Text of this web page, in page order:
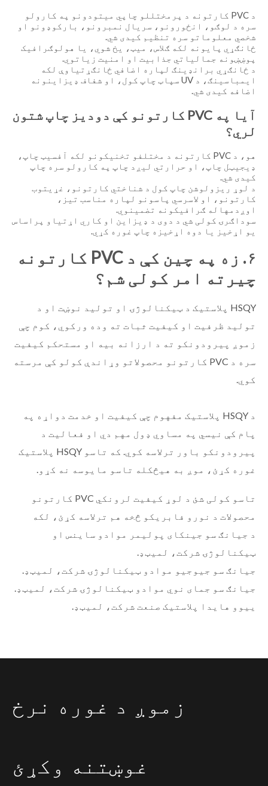
د PVC کارتونه د پرمختللو چاپي میتودونو په کارولو
سره د لوګو، انځورونو، سریال نمبرونو، بارکوډونو او
شخصي معلوماتو سره تنظیم کیدی شي.
ځانګړي پایونه لکه ګلاس، میټ، یخ شوي، یا هولوګرافیک
پوښښونه جمالیاتي جذابیت او امنیت زیاتوي.
د ځانګړي برانډینګ لپاره اضافي ځانګړتیاوې لکه
ایمباسینګ، د UV سپاټ چاپ کول، او شفاف ډیزاینونه
اضافه کیدی شي.
آیا په PVC کارتونو کې دودیز چاپ شتون
لري؟
هو، د PVC کارتونه د مختلفو تخنیکونو لکه آفسیټ چاپ،
ډیجیټل چاپ، او حرارتي لیږد چاپ په کارولو سره چاپ
کیدی شي.
د لوړ ریزولوشن چاپ کول د شناختي کارتونو، غړیتوب
کارتونو، او لاسرسي پاسونو لپاره مناسب تیز،
اوږدمهاله ګرافیکونه تضمینوي.
سوداګرۍ کولی شي د دوی د ډیزاین او کاري اړتیاو پراساس
یو اړخیز یا دوه اړخیزه چاپ غوره کړي.
۶. زه په چین کې د PVC کارتونه
چیرته امر کولی شم؟
HSQY پلاستیک د ټیکنالوژۍ او تولید نوښت او د
تولید ظرفیت او کیفیت ثبات ته وده ورکوي، کوم چې
زموږ پیرودونکو ته د ارزانه بیه او مستحکم کیفیت
سره د PVC کارتونو محصولاتو وړاندې کولو کې مرسته
کوي.
د HSQY پلاستیک مفهوم چې کیفیت او خدمت دواړه په
پام کې نیسي په مساوي ډول مهم دي او فعالیت د
پیرودونکو باور ترلاسه کوي. که تاسو HSQY پلاستیک
غوره کړئ، موږ به هیڅکله تاسو مایوسه نه کړو.
تاسو کولی شئ د لوړ کیفیت لرونکي PVC کارتونو
محصولات د نورو فابریکو څخه هم ترلاسه کړئ، لکه
د جیانګ سو جینکای پولیمر موادو ساینس او ​​
ټیکنالوژۍ شرکت، لمیټډ.
جیانګ سو جیوجیو موادو ټیکنالوژۍ شرکت، لمیټډ.
جیانګ سو جمای نوي موادو ټیکنالوژۍ شرکت، لمیټډ.
ییوو هایدا پلاستیک صنعت شرکت، لمیټډ.
زموږ د غوره نرخ
غوښتنه وکړئ